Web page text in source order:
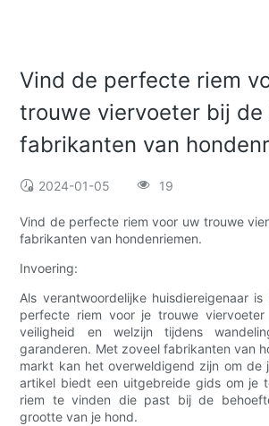
Vind de perfecte riem
trouwe viervoeter bij de
fabrikanten van
2024-01-05 19
Vind de perfecte riem voor uw trouwe
fabrikanten van hondenriemen.
Invoering:
Als verantwoordelijke huisdiereigenaar
perfecte riem voor je trouwe viervoeter
veiligheid en welzijn tijdens
garanderen. Met zoveel fabrikanten van
markt kan het overweldigend zijn om de
artikel biedt een uitgebreide gids om je
riem te vinden die past bij de
grootte van je hond.